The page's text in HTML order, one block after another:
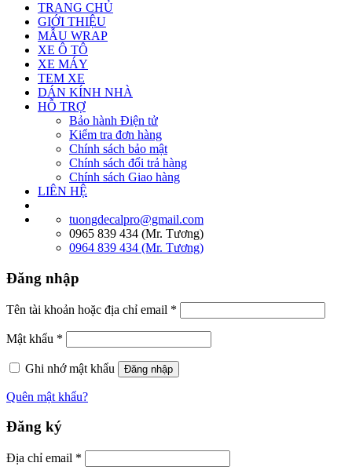
TRANG CHỦ
GIỚI THIỆU
MẪU WRAP
XE Ô TÔ
XE MÁY
TEM XE
DÁN KÍNH NHÀ
HỖ TRỢ
Bảo hành Điện tử
Kiểm tra đơn hàng
Chính sách bảo mật
Chính sách đổi trả hàng
Chính sách Giao hàng
LIÊN HỆ
tuongdecalpro@gmail.com
0965 839 434 (Mr. Tương)
0964 839 434 (Mr. Tương)
Đăng nhập
Tên tài khoản hoặc địa chỉ email *
Mật khẩu *
Ghi nhớ mật khẩu Đăng nhập
Quên mật khẩu?
Đăng ký
Địa chỉ email *